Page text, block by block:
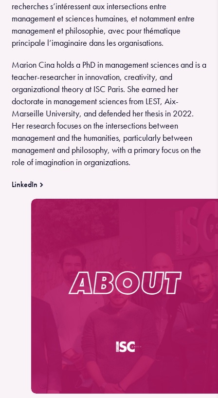
recherches s’intéressent aux intersections entre
management et sciences humaines, et notamment entre
management et philosophie, avec pour thématique
principale l’imaginaire dans les organisations.
Marion Cina holds a PhD in management sciences and is a
teacher-researcher in innovation, creativity, and
organizational theory at ISC Paris. She earned her
doctorate in management sciences from LEST, Aix-
Marseille University, and defended her thesis in 2022.
Her research focuses on the intersections between
management and the humanities, particularly between
management and philosophy, with a primary focus on the
role of imagination in organizations.
LinkedIn